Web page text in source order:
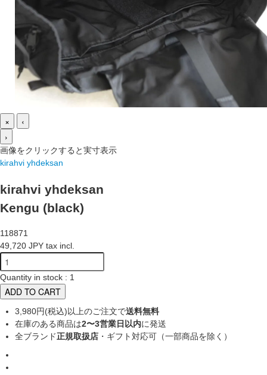
×
‹
›
画像をクリックすると実寸表示
kirahvi yhdeksan
kirahvi yhdeksan
Kengu (black)
118871
49,720 JPY tax incl.
Quantity in stock : 1
ADD TO CART
3,980円(税込)以上のご注文で送料無料
在庫のある商品は2〜3営業日以内に発送
全ブランド正規取扱店 ・ギフト対応可（一部商品を除く）